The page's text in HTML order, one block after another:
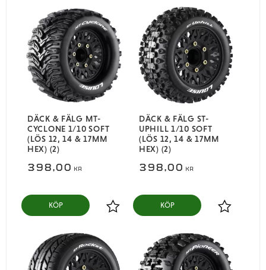
DÄCK & FÄLG MT-
CYCLONE 1/10 SOFT
(LÖS 12, 14 & 17MM
HEX) (2)
398,00 KR
Lägg till i favoriter
KÖP
DÄCK & FÄLG ST-
UPHILL 1/10 SOFT
(LÖS 12, 14 & 17MM
HEX) (2)
398,00 KR
Lägg till i
KÖP